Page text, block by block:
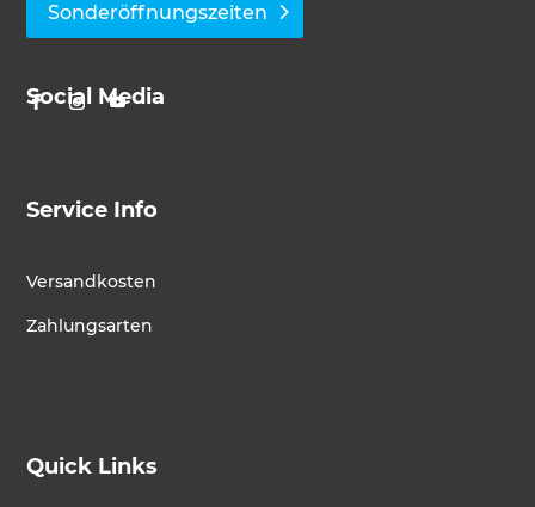
Sonderöffnungszeiten
Social Media
Service Info
Versandkosten
Zahlungsarten
Quick Links